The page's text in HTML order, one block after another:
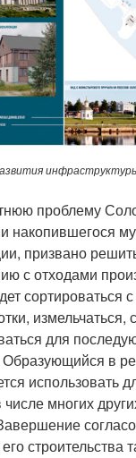
проблему
накопившегося
призвано
с отходами
сортироваться
для
в
использовать
числе многих
строительства